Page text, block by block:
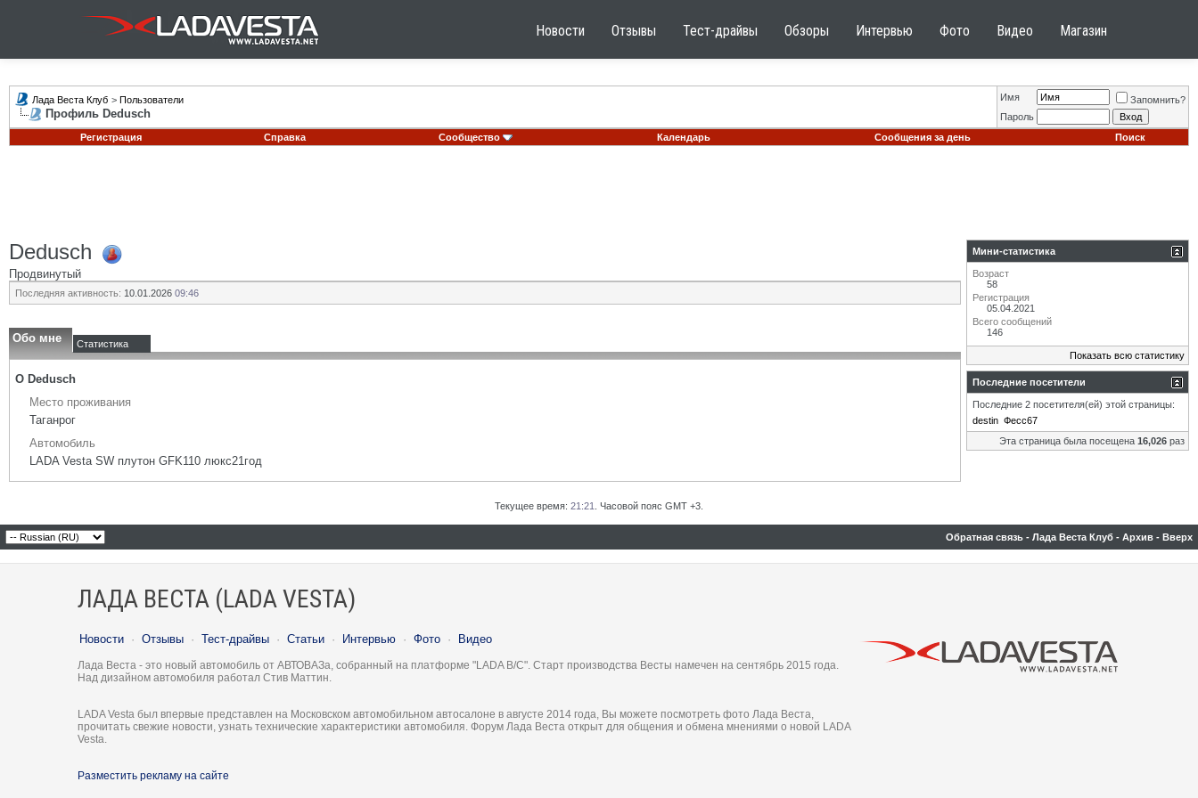
Новости Отзывы Тест-драйвы Обзоры Интервью Фото Видео Магазин
Лада Веста Клуб > Пользователи
Профиль Dedusch
Имя
Запомнить?
Пароль
Регистрация
Справка Сообщество Календарь Сообщения за день Поиск
Dedusch
Продвинутый
Последняя активность: 10.01.2026 09:46
Обо мне Статистика
О Dedusch
Место проживания
Таганрог
Автомобиль
LADA Vesta SW плутон GFK110 люкс21год
Мини-статистика
Возраст
58
Регистрация
05.04.2021
Всего сообщений
146
Показать всю статистику
Последние посетители
Последние 2 посетителя(ей) этой страницы:
destin Фесс67
Эта страница была посещена 16,026 раз
Текущее время: 21:21 . Часовой пояс GMT +3.
Обратная связь - Лада Веста Клуб - Архив - Вверх
ЛАДА ВЕСТА (LADA VESTA)
Новости · Отзывы · Тест-драйвы · Статьи · Интервью · Фото · Видео
Лада Веста - это новый автомобиль от АВТОВАЗа, собранный на платформе "LADA B/C". Старт производства Весты намечен на сентябрь 2015 года.
Над дизайном автомобиля работал Стив Маттин.
LADA Vesta был впервые представлен на Московском автомобильном автосалоне в августе 2014 года, Вы можете посмотреть фото Лада Веста,
прочитать свежие новости, узнать технические характеристики автомобиля. Форум Лада Веста открыт для общения и обмена мнениями о новой LADA
Vesta.
Разместить рекламу на сайте